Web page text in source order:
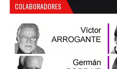
COLABORADORES